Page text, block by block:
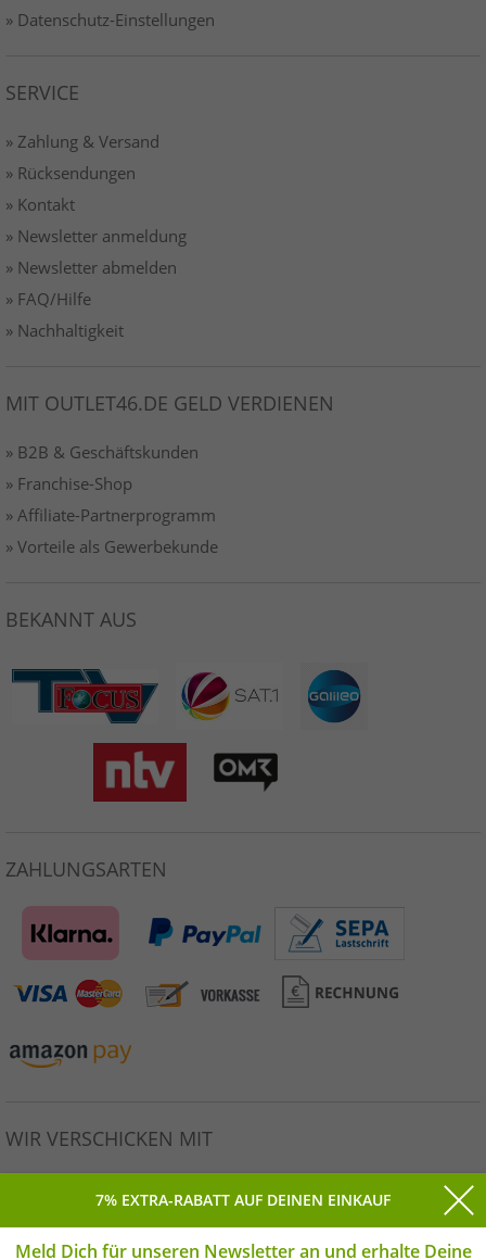
» Datenschutz-Einstellungen
SERVICE
» Zahlung & Versand
» Rücksendungen
» Kontakt
» Newsletter anmeldung
» Newsletter abmelden
» FAQ/Hilfe
» Nachhaltigkeit
MIT OUTLET46.DE GELD VERDIENEN
» B2B & Geschäftskunden
» Franchise-Shop
» Affiliate-Partnerprogramm
» Vorteile als Gewerbekunde
BEKANNT AUS
ZAHLUNGSARTEN
WIR VERSCHICKEN MIT
7% EXTRA-RABATT AUF DEINEN EINKAUF
Meld Dich für unseren Newsletter an und erhalte Deine